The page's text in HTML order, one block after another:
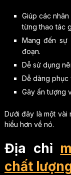
Giúp các
từng thao tác
Mang đến
đoạn.
Dễ sử dụng
Dễ dàng phục
Gây ấn tượng
Dưới đây là một
hiểu hơn về nó.
Địa chỉ
chất